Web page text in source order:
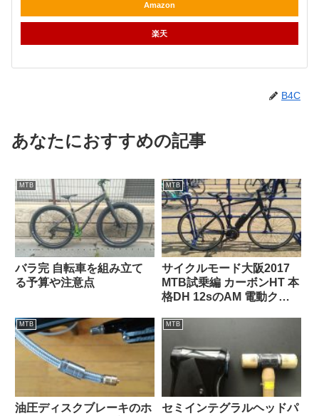
Amazon
楽天
B4C
あなたにおすすめの記事
MTB
バラ完 自転車を組み立て
る予算や注意点
MTB
サイクルモード大阪2017
MTB試乗編 カーボンHT 本
格DH 12sのAM 電動クロ
MTB
油圧ディスクブレーキのホ
MTB
セミインテグラルヘッドパ